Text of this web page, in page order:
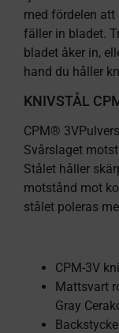
med fördelen
fäller in bladet.
bladet åker in,
hand du håller
KNIVSTÅL
CPM®
Svårslaget
Stålet håller
motstånd mot
stålet poleras
CPM-3V
Mattsvart
Gray